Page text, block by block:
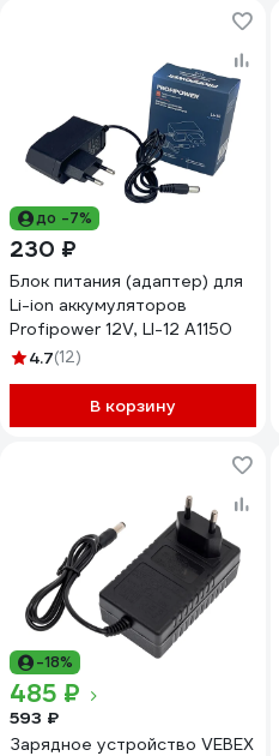
до -7%
230 ₽
Блок питания (адаптер) для
Li-ion аккумуляторов
Profipower 12V, LI-12 A1150
4.7(12)
В корзину
-18%
485 ₽
593 ₽
Зарядное устройство VEBEX